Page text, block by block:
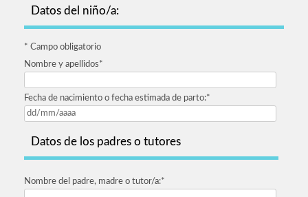
Datos del niño/a:
* Campo obligatorio
Nombre y apellidos*
Fecha de nacimiento o fecha estimada de parto:*
Datos de los padres o tutores
Nombre del padre, madre o tutor/a:*